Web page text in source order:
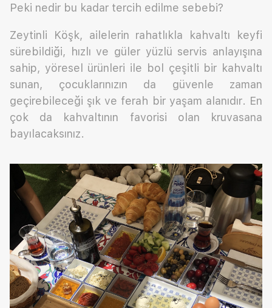
Peki nedir bu kadar tercih edilme sebebi?
Zeytinli Köşk, ailelerin rahatlıkla kahvaltı keyfi
sürebildiği, hızlı ve güler yüzlü servis anlayışına
sahip, yöresel ürünleri ile bol çeşitli bir kahvaltı
sunan, çocuklarınızın da güvenle zaman
geçirebileceği şık ve ferah bir yaşam alanıdır. En
çok da kahvaltının favorisi olan kruvasana
bayılacaksınız.